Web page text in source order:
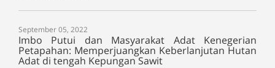
September 05, 2022
Imbo Putui dan Masyarakat Adat Kenegerian
Petapahan: Memperjuangkan Keberlanjutan Hutan
Adat di tengah Kepungan Sawit